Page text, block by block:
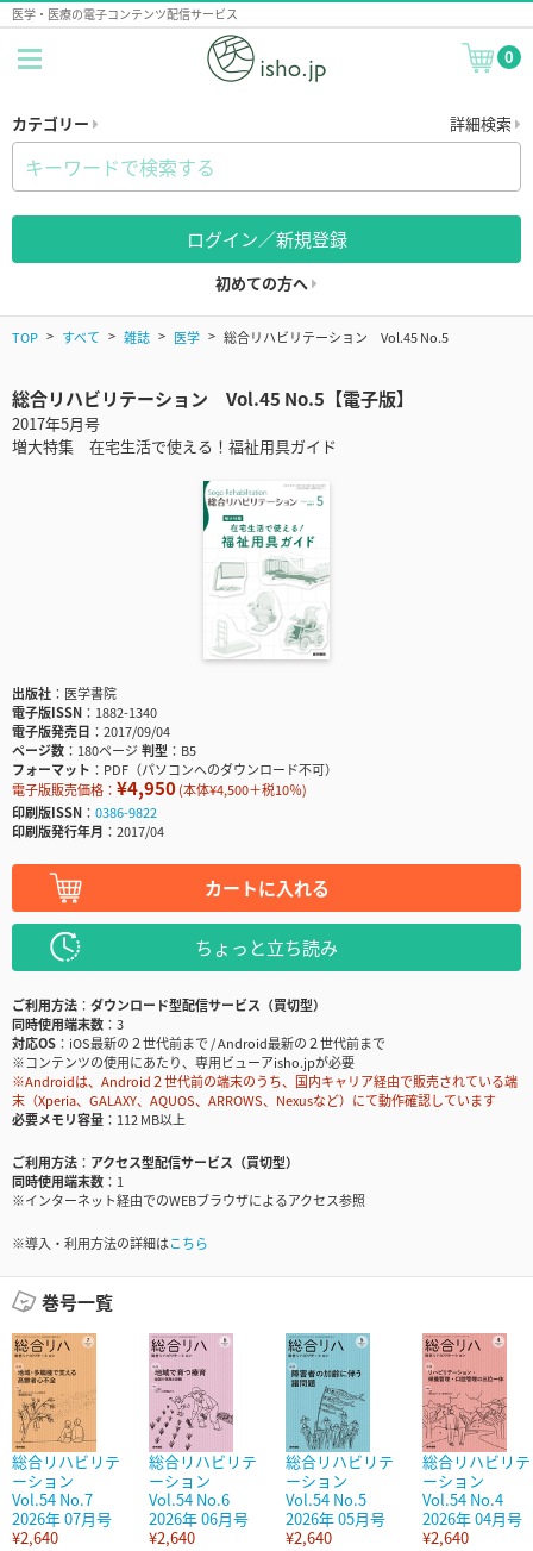
医学・医療の電子コンテンツ配信サービス
0
カテゴリー 詳細検索
ログイン／新規登録
初めての方へ
TOP すべて 雑誌 医学 総合リハビリテーション Vol.45 No.5
総合リハビリテーション Vol.45 No.5【電子版】
2017年5月号
増大特集 在宅生活で使える！福祉用具ガイド
出版社
医学書院
電子版ISSN
1882-1340
電子版発売日
2017/09/04
ページ数
180ページ判型
B5
フォーマット
PDF（パソコンへのダウンロード不可）
電子版販売価格： ¥4,950(本体¥4,500＋税10％)
印刷版ISSN
0386-9822
印刷版発行年月
2017/04
カートに入れる
ちょっと立ち読み
ご利用方法
ダウンロード型配信サービス（買切型）
同時使用端末数
3
対応OS
iOS最新の２世代前まで / Android最新の２世代前まで
※コンテンツの使用にあたり、専用ビューアisho.jpが必要
※Androidは、Android２世代前の端末のうち、国内キャリア経由で販売されている端
末（Xperia、GALAXY、AQUOS、ARROWS、Nexusなど）にて動作確認しています
必要メモリ容量
112 MB以上
ご利用方法
アクセス型配信サービス（買切型）
同時使用端末数
1
※インターネット経由でのWEBブラウザによるアクセス参照
※導入・利用方法の詳細はこちら
巻号一覧
総合リハビリテ
ーション
Vol.54 No.7
2026年 07月号
¥2,640
総合リハビリテ
ーション
Vol.54 No.6
2026年 06月号
¥2,640
総合リハビリテ
ーション
Vol.54 No.5
2026年 05月号
¥2,640
総合リハビリテ
ーション
Vol.54 No.4
2026年 04月号
¥2,640